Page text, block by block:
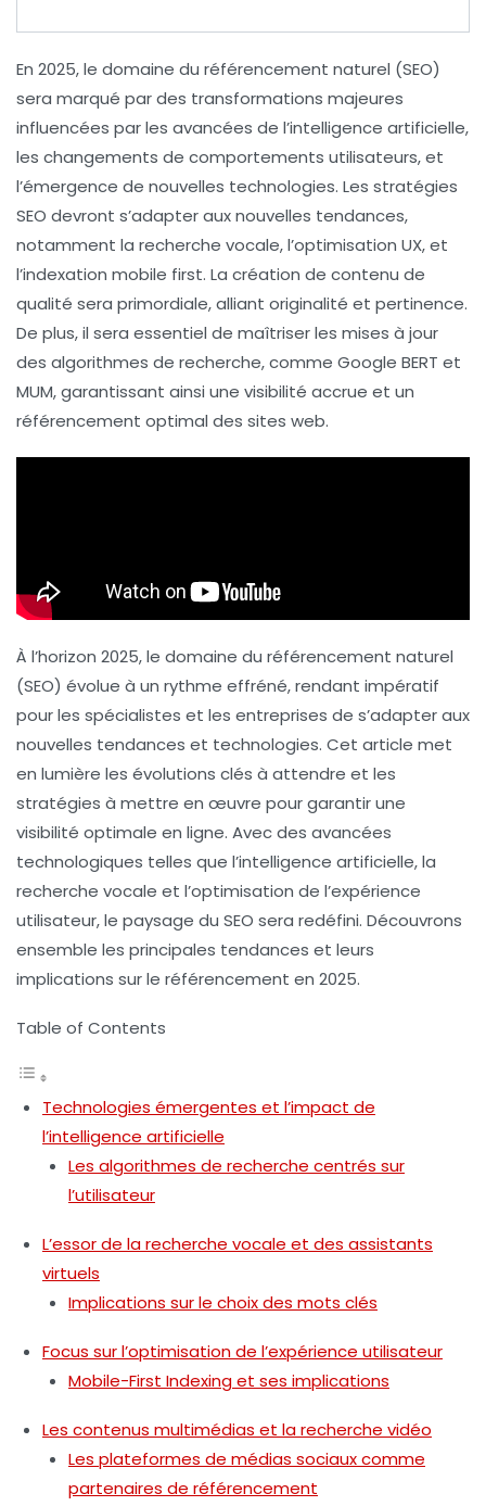
En 2025, le domaine du référencement naturel (SEO)
sera marqué par des transformations majeures
influencées par les avancées de l’intelligence artificielle,
les changements de comportements utilisateurs, et
l’émergence de nouvelles technologies. Les stratégies
SEO devront s’adapter aux nouvelles tendances,
notamment la recherche vocale, l’optimisation UX, et
l’indexation mobile first. La création de contenu de
qualité sera primordiale, alliant originalité et pertinence.
De plus, il sera essentiel de maîtriser les mises à jour
des algorithmes de recherche, comme Google BERT et
MUM, garantissant ainsi une visibilité accrue et un
référencement optimal des sites web.
À l’horizon 2025, le domaine du référencement naturel
(SEO) évolue à un rythme effréné, rendant impératif
pour les spécialistes et les entreprises de s’adapter aux
nouvelles tendances et technologies. Cet article met
en lumière les évolutions clés à attendre et les
stratégies à mettre en œuvre pour garantir une
visibilité optimale en ligne. Avec des avancées
technologiques telles que l’intelligence artificielle, la
recherche vocale et l’optimisation de l’expérience
utilisateur, le paysage du SEO sera redéfini. Découvrons
ensemble les principales tendances et leurs
implications sur le référencement en 2025.
Table of Contents
Technologies émergentes et l’impact de
l’intelligence artificielle
Les algorithmes de recherche centrés sur
l’utilisateur
L’essor de la recherche vocale et des assistants
virtuels
Implications sur le choix des mots clés
Focus sur l’optimisation de l’expérience utilisateur
Mobile-First Indexing et ses implications
Les contenus multimédias et la recherche vidéo
Les plateformes de médias sociaux comme
partenaires de référencement